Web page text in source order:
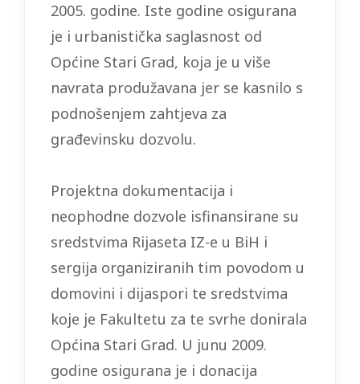
2005. godine. Iste godine osigurana
je i urbanistička saglasnost od
Općine Stari Grad, koja je u više
navrata produžavana jer se kasnilo s
podnošenjem zahtjeva za
građevinsku dozvolu.
Projektna dokumentacija i
neophodne dozvole isfinansirane su
sredstvima Rijaseta IZ-e u BiH i
sergija organiziranih tim povodom u
domovini i dijaspori te sredstvima
koje je Fakultetu za te svrhe donirala
Općina Stari Grad. U junu 2009.
godine osigurana je i donacija